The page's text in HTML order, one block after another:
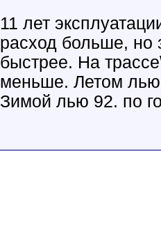
11 лет
расход больше, но
быстрее. На
меньше. Летом лью
Зимой лью 92. по